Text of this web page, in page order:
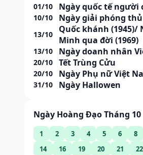
01/10 Ngày quốc tế người
10/10 Ngày giải phóng
13/10
Quốc khánh (1945)/
Minh qua đời (1969)
13/10 Ngày doanh nhân
20/10 Tết Trùng Cửu
20/10 Ngày Phụ nữ Việt
31/10 Ngày Hallowen
Ngày Hoàng Đạo Tháng 10
1 2 3 4 5 6 8
14
16 19 20 21 22